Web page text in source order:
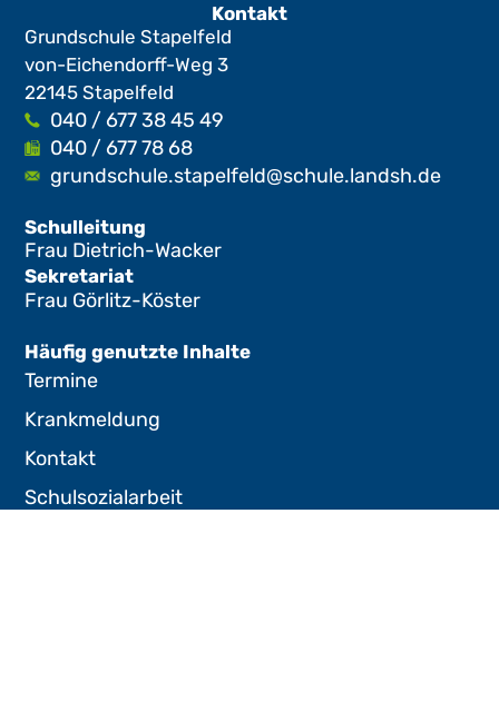
Kontakt
Grundschule Stapelfeld
von-Eichendorff-Weg 3
22145 Stapelfeld
040 / 677 38 45 49
040 / 677 78 68
grundschule.stapelfeld@schule.landsh.de
Schulleitung
Frau Dietrich-Wacker
Sekretariat
Frau Görlitz-Köster
Häufig genutzte Inhalte
Termine
Krankmeldung
Kontakt
Schulsozialarbeit